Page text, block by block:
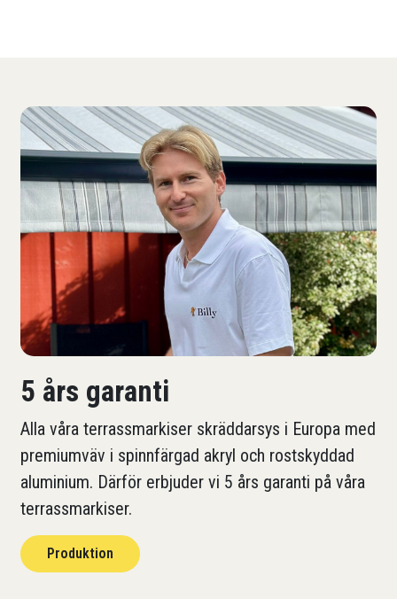
5 års garanti
Alla våra terrassmarkiser skräddarsys i Europa med
premiumväv i spinnfärgad akryl och rostskyddad
aluminium. Därför erbjuder vi 5 års garanti på våra
terrassmarkiser.
Produktion